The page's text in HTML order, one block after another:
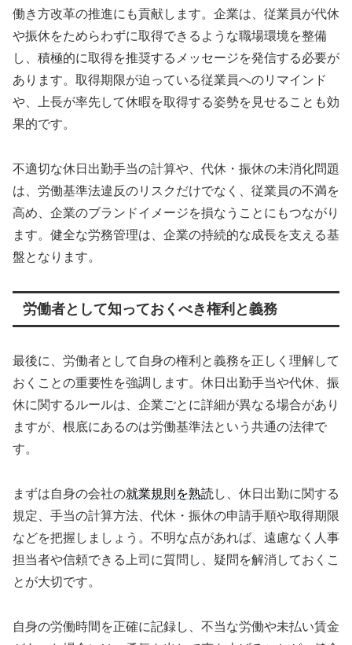
働き方改革の推進にも貢献します。企業は、従業員が代休
や振休をためらわずに取得できるような職場環境を整備
し、積極的に取得を推奨するメッセージを発信する必要が
あります。取得期限が迫っている従業員へのリマインド
や、上長が率先して休暇を取得する姿勢を見せることも効
果的です。
不適切な休日出勤手当の計算や、代休・振休の未消化問題
は、労働基準法違反のリスクだけでなく、従業員の不満を
高め、企業のブランドイメージを損なうことにもつながり
ます。健全な労務管理は、企業の持続的な成長を支える基
盤となります。
労働者として知っておくべき権利と義務
最後に、労働者として自身の権利と義務を正しく理解して
おくことの重要性を強調します。休日出勤手当や代休、振
休に関するルールは、企業ごとに詳細が異なる場合があり
ますが、根底にあるのは労働基準法という共通の法律で
す。
まずは自身の会社の就業規則を熟読 し、休日出勤に関する
規定、手当の計算方法、代休・振休の申請手順や取得期限
などを把握しましょう。不明な点があれば、遠慮なく人事
担当者や信頼できる上司に質問し、疑問を解消しておくこ
とが大切です。
自身の労働時間を正確に記録し、不当な労働や未払い賃金